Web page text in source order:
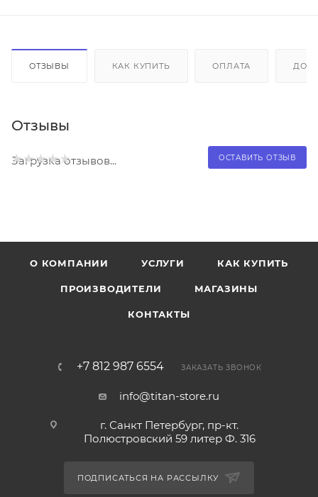
ОТЗЫВЫ КАК КУПИТЬ ОПЛАТА
Отзывы
ОСТАВИТЬ ОТЗЫВ
Загрузка отзывов...
О КОМПАНИИ УСЛУГИ КАК КУПИТЬ
ПРОИЗВОДИТЕЛИ МАГАЗИНЫ
КОНТАКТЫ
+7 812 987 6554 ЗАКАЗАТЬ ЗВОНОК
info@titan-store.ru
г. Санкт Петербург, пр-кт.
Полюстровский 59 литер Ф. 316
ПОДПИСАТЬСЯ НА РАССЫЛКУ